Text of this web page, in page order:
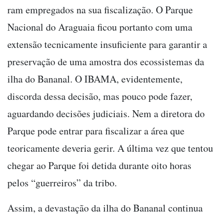
ram empregados na sua fiscalização. O Parque
Nacional do Araguaia ficou portanto com uma
extensão tecnicamente insuficiente para garantir a
preservação de uma amostra dos ecossistemas da
ilha do Bananal. O IBAMA, evidentemente,
discorda dessa decisão, mas pouco pode fazer,
aguardando decisões judiciais. Nem a diretora do
Parque pode entrar para fiscalizar a área que
teoricamente deveria gerir. A última vez que tentou
chegar ao Parque foi detida durante oito horas
pelos “guerreiros” da tribo.
Assim, a devastação da ilha do Bananal continua